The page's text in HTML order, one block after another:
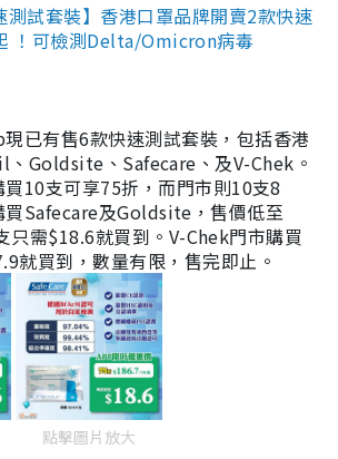
測試套裝】香港口罩品牌開賣2款快速
！可檢測Delta/Omicron病毒
已有售6款快速測試套裝，包括香港
、Goldsite、Safecare、及V-Chek。
10支可享75折，而門市則10支8
買Safecare及Goldsite，售價低至
只需$18.6就買到。V-Chek門市購買
就買到，數量有限，售完即止。
點擊圖片放大